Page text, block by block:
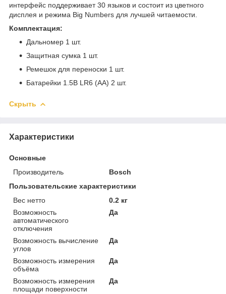
интерфейс поддерживает 30 языков и состоит из цветного
дисплея и режима Big Numbers для лучшей читаемости.
Комплектация:
Дальномер 1 шт.
Защитная сумка 1 шт.
Ремешок для переноски 1 шт.
Батарейки 1.5В LR6 (AA) 2 шт.
Скрыть
Характеристики
Основные
Производитель
Bosch
Пользовательские характеристики
Вес нетто
0.2 кг
Возможность
автоматического
отключения
Да
Возможность вычисление
углов
Да
Возможность измерения
объёма
Да
Возможность измерения
площади поверхности
Да